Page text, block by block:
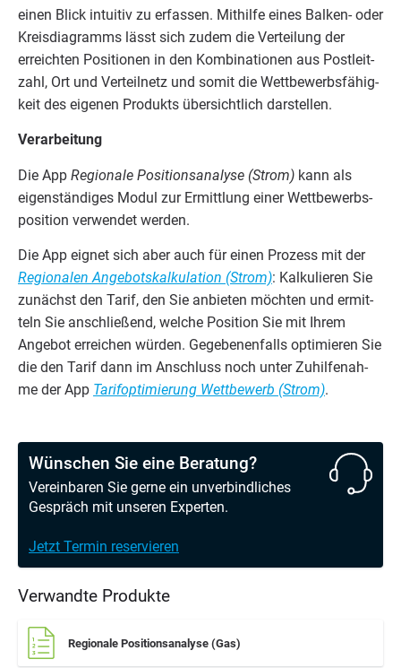
einen Blick intui­tiv zu erfas­sen. Mit­hil­fe eines Bal­ken- oder
Kreis­dia­gramms lässt sich zudem die Ver­tei­lung der
erreich­ten Posi­tio­nen in den Kom­bi­na­tio­nen aus Post­leit­
zahl, Ort und Ver­teil­netz und somit die Wett­be­werbs­fä­hig­
keit des eige­nen Pro­dukts über­sicht­lich darstellen.
Ver­ar­bei­tung
Die App Regio­na­le Posi­ti­ons­ana­ly­se (Strom) kann als
eigen­stän­di­ges Modul zur Ermitt­lung einer Wett­be­werbs­
po­si­ti­on ver­wen­det werden.
Die App eig­net sich aber auch für einen Pro­zess mit der
Regio­na­len Ange­bots­kal­ku­la­ti­on (Strom): Kal­ku­lie­ren Sie
zunächst den Tarif, den Sie anbie­ten möch­ten und ermit­
teln Sie anschlie­ßend, wel­che Posi­ti­on Sie mit Ihrem
Ange­bot errei­chen wür­den. Gege­be­nen­falls opti­mie­ren Sie
die den Tarif dann im Anschluss noch unter Zuhil­fe­nah­
me der App Tarif­op­ti­mie­rung Wett­be­werb (Strom).
Wünschen Sie eine Beratung?
Vereinbaren Sie gerne ein unverbindliches
Gespräch mit unseren Experten.
Jetzt Termin reservieren
Verwandte Produkte
Regionale Positionsanalyse (Gas)